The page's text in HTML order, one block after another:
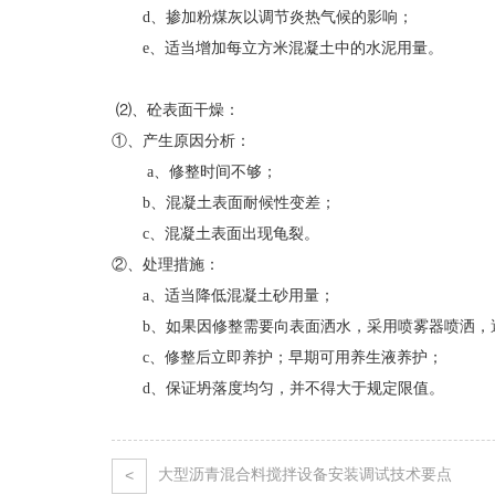
d、掺加粉煤灰以调节炎热气候的影响；
e、适当增加每立方米混凝土中的水泥用量。
⑵、砼表面干燥：
①、产生原因分析：
a、修整时间不够；
b、混凝土表面耐候性变差；
c、混凝土表面出现龟裂。
②、处理措施：
a、适当降低混凝土砂用量；
b、如果因修整需要向表面洒水，采用喷雾器喷洒，
c、修整后立即养护；早期可用养生液养护；
d、保证坍落度均匀，并不得大于规定限值。
< 大型沥青混合料搅拌设备安装调试技术要点